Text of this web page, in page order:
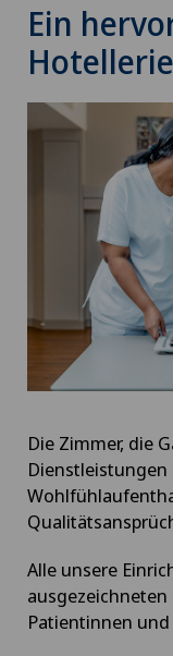
Ein
Die Zimmer, die
Alle unsere
Patientinnen